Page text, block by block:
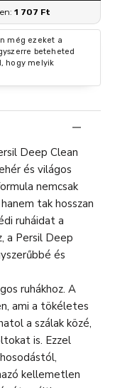
1 707 Ft
még ezeket a
beteheted
hogy melyik
Deep Clean
és világos
nemcsak
tak hosszan
ruháidat a
a Persil Deep
és
ruhákhoz. A
ami a tökéletes
a szálak közé,
is. Ezzel
kellemetlen